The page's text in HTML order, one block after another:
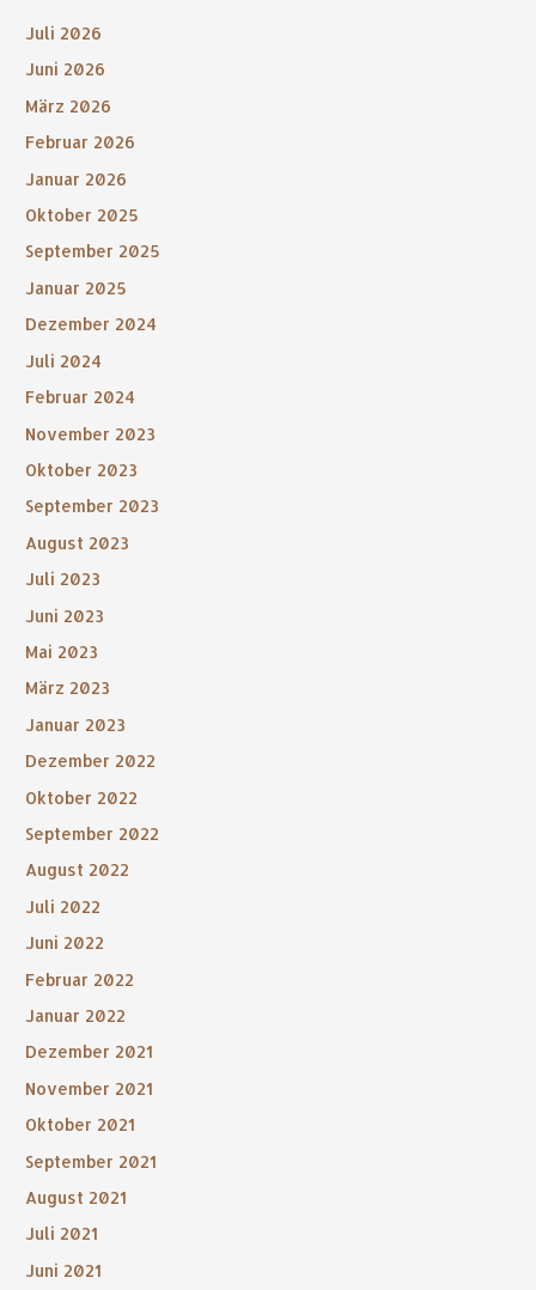
Juli 2026
Juni 2026
März 2026
Februar 2026
Januar 2026
Oktober 2025
September 2025
Januar 2025
Dezember 2024
Juli 2024
Februar 2024
November 2023
Oktober 2023
September 2023
August 2023
Juli 2023
Juni 2023
Mai 2023
März 2023
Januar 2023
Dezember 2022
Oktober 2022
September 2022
August 2022
Juli 2022
Juni 2022
Februar 2022
Januar 2022
Dezember 2021
November 2021
Oktober 2021
September 2021
August 2021
Juli 2021
Juni 2021